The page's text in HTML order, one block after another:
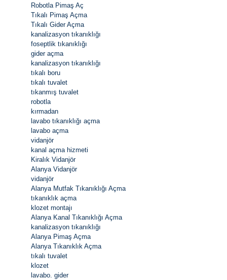
Robotla Pimaş Aç
Tıkalı Pimaş Açma
Tıkalı Gider Açma
kanalizasyon tıkanıklığı
foseptlik tıkanıklığı
gider açma
kanalizasyon tıkanıklığı
tıkalı boru
tıkalı tuvalet
tıkanmış tuvalet
robotla
kırmadan
lavabo tıkanıklığı açma
lavabo açma
vidanjör
kanal açma hizmeti
Kiralık Vidanjör
Alanya Vidanjör
vidanjör
Alanya Mutfak Tıkanıklığı Açma
tıkanıklık açma
klozet montajı
Alanya Kanal Tıkanıklığı Açma
kanalizasyon tıkanıklığı
Alanya Pimaş Açma
Alanya Tıkanıklık Açma
tıkalı tuvalet
klozet
lavabo. gider